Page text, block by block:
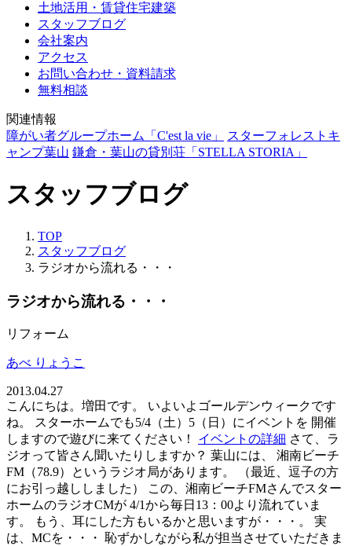
土地活用・賃貸住宅建築
スタッフブログ
会社案内
アクセス
お問い合わせ・資料請求
無料相談
関連情報
障がい者グループホーム「C'est la vie」
スターフォレストキ
ャンプ葉山 鎌倉・葉山の貸別荘「STELLA STORIA」
スタッフブログ
TOP
スタッフブログ
ラジオから流れる・・・
ラジオから流れる・・・
リフォーム
あべ りょうこ
2013.04.27
こんにちは。増田です。 いよいよゴールデンウィークです
ね。 スターホームでも5/4（土）5（日）にイベントを 開催
しますので遊びに来てください！ イベントの詳細 さて、ラ
ジオって皆さん聞いたりしますか？ 葉山には、 湘南ビーチ
FM（78.9）というラジオ局があります。 （最近、逗子の方
にお引っ越ししました） この、湘南ビーチFMさんでスター
ホームのラジオCMが 4/1から毎日13：00より流れていま
す。 もう、耳にした方もいるかと思いますが・・・。 実
は、MCを・・・ 恥ずかしながら私が担当させていただきま